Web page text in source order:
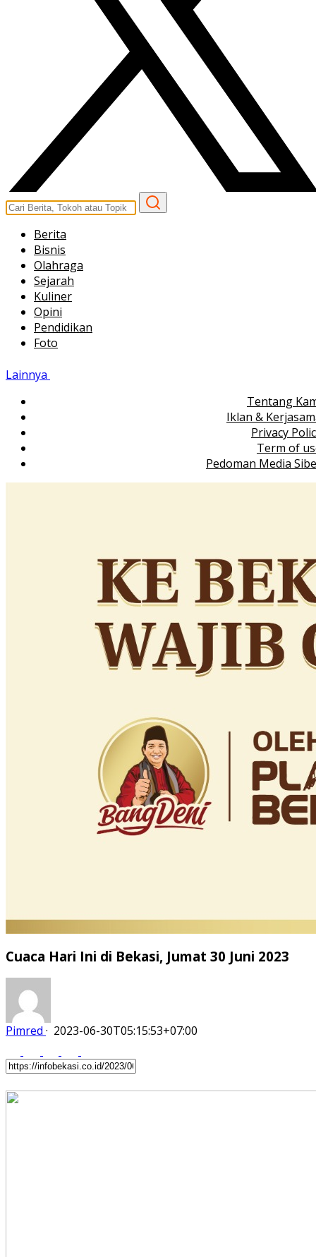
Berita
Bisnis
Olahraga
Sejarah
Kuliner
Opini
Pendidikan
Foto
Lainnya
Tentang
Iklan &
Privacy
Term of
Pedoman Media
Cuaca Hari Ini di Bekasi, Jumat 30 Juni 2023
Pimred · 2023-06-30T05:15:53+07:00